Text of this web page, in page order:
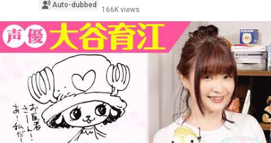
Auto-dubbed
166K views